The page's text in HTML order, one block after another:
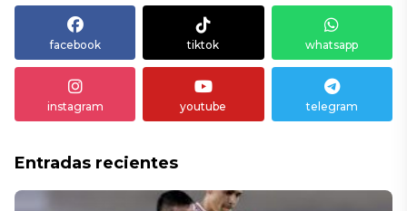
facebook tiktok whatsapp
instagram youtube telegram
Entradas recientes